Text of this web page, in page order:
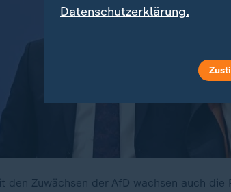
den Zuwächsen der AfD wachsen auch
Datenschutzerklärung.